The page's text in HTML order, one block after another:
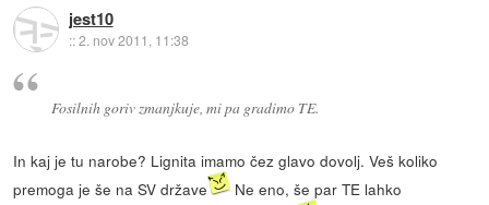
jest10
::2. nov 2011, 11:38
Fosilnih goriv zmanjkuje, mi pa gradimo TE.
In kaj je tu narobe? Lignita imamo čez glavo dovolj. Veš koliko
premoga je še na SV države
Ne eno, še par TE lahko